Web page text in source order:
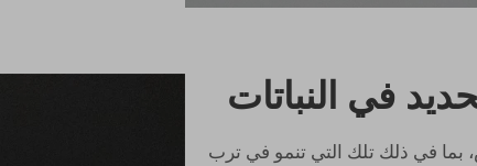
في النباتات
في ذلك تلك التي تنمو في ترب